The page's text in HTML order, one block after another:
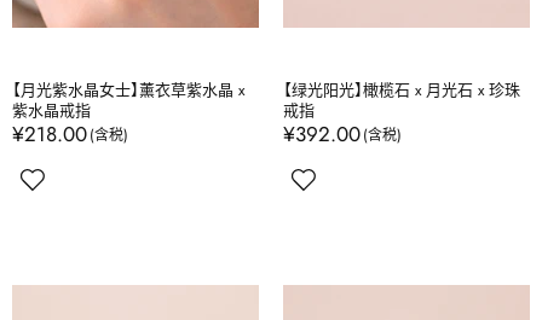
【月光紫水晶女士】薰衣草紫水晶 x
紫水晶戒指
¥218.00
【绿光阳光】橄榄石 x 月光石 x 珍珠
戒指
¥392.00